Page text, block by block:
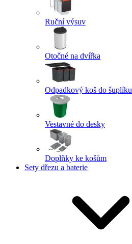
Ruční výsuv
Otočné na dvířka
Odpadkový koš do šuplíku
Vestavné do desky
Doplňky ke košům
Sety dřezu a baterie